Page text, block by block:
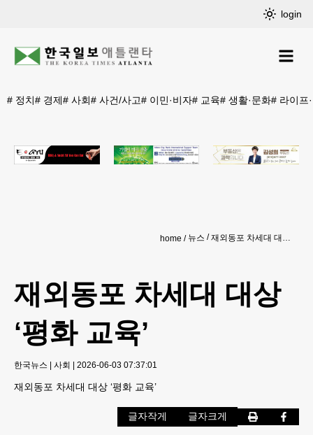
login
# 정치# 경제# 사회# 사건/사고# 이민·비자# 교육# 생활·문화# 라이프
home 뉴스 재외동포 차세대 대상 ‘평화 교육’
재외동포 차세대 대상
‘평화 교육’
한국뉴스 | 사회 | 2026-06-03 07:37:01
재외동포 차세대 대상 ‘평화 교육’
글자작게 글자크게